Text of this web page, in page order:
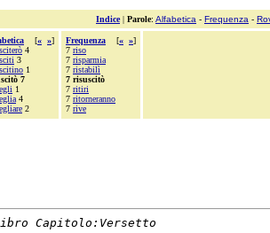
Indice| Parole: Alfabetica - Frequenza -
[« »]
4
3
1
7
1
4
2
Frequenza [« »]
7 riso
7 risparmia
7 ristabilì
7 risuscitò
7 ritiri
7 ritorneranno
7 rive
Capitolo:Versetto